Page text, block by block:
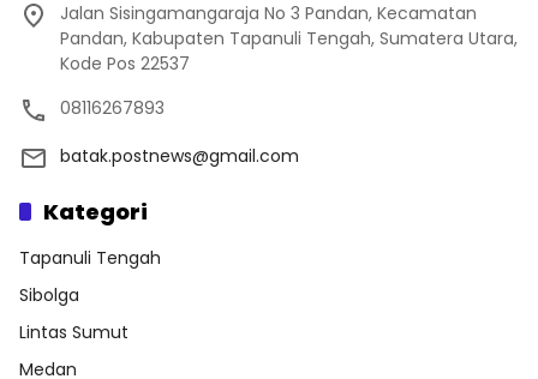
Jalan Sisingamangaraja No 3 Pandan, Kecamatan
Pandan, Kabupaten Tapanuli Tengah, Sumatera Utara,
Kode Pos 22537
08116267893
batak.postnews@gmail.com
Kategori
Tapanuli Tengah
Sibolga
Lintas Sumut
Medan